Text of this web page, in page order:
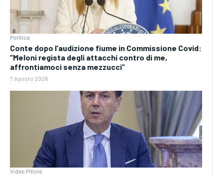
Politica
Conte dopo l’audizione fiume in Commissione Covid:
“Meloni regista degli attacchi contro di me,
affrontiamoci senza mezzucci”
7 Agosto 2026
Video Pillole